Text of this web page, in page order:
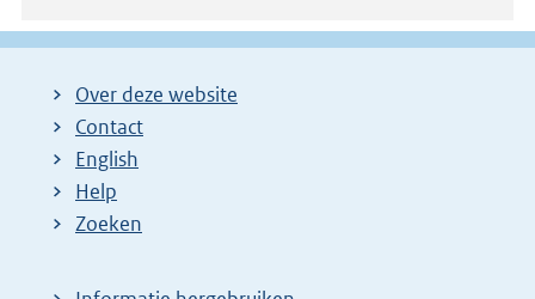
Over deze website
Contact
English
Help
Zoeken